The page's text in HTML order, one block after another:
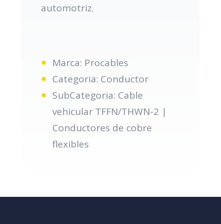
automotriz.
Marca: Procables
Categoria: Conductor
SubCategoria: Cable
vehicular TFFN/THWN-2 |
Conductores de cobre
flexibles